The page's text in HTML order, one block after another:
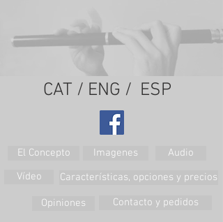
CAT / ENG / ESP
El Concepto Imagenes
Audio
Vídeo
Características, opciones y precios
Opiniones Contacto y pedidos